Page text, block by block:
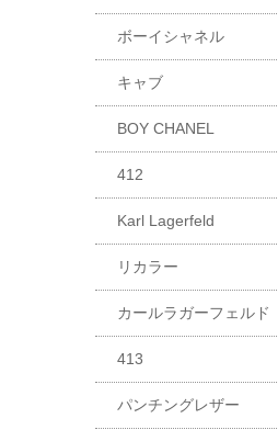
ボーイシャネル
キャブ
BOY CHANEL
412
Karl Lagerfeld
リカラー
カールラガーフェルド
413
パンチングレザー